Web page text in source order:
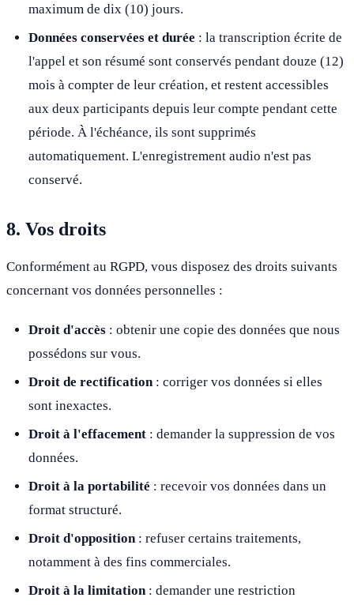
maximum de dix (10) jours.
Données conservées et durée : la transcription écrite de
l'appel et son résumé sont conservés pendant douze (12)
mois à compter de leur création, et restent accessibles
aux deux participants depuis leur compte pendant cette
période. À l'échéance, ils sont supprimés
automatiquement. L'enregistrement audio n'est pas
conservé.
8. Vos droits
Conformément au RGPD, vous disposez des droits suivants
concernant vos données personnelles :
Droit d'accès : obtenir une copie des données que nous
possédons sur vous.
Droit de rectification: corriger vos données si elles
sont inexactes.
Droit à l'effacement : demander la suppression de vos
données.
Droit à la portabilité : recevoir vos données dans un
format structuré.
Droit d'opposition: refuser certains traitements,
notamment à des fins commerciales.
Droit à la limitation: demander une restriction